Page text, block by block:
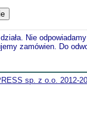
Nie
zamówien. Do
sp. z o.o. 2012-